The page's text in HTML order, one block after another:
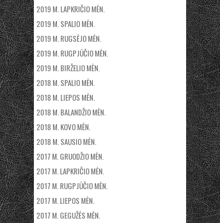
2019 M. LAPKRIČIO MĖN.
2019 M. SPALIO MĖN.
2019 M. RUGSĖJO MĖN.
2019 M. RUGPJŪČIO MĖN.
2019 M. BIRŽELIO MĖN.
2018 M. SPALIO MĖN.
2018 M. LIEPOS MĖN.
2018 M. BALANDŽIO MĖN.
2018 M. KOVO MĖN.
2018 M. SAUSIO MĖN.
2017 M. GRUODŽIO MĖN.
2017 M. LAPKRIČIO MĖN.
2017 M. RUGPJŪČIO MĖN.
2017 M. LIEPOS MĖN.
2017 M. GEGUŽĖS MĖN.